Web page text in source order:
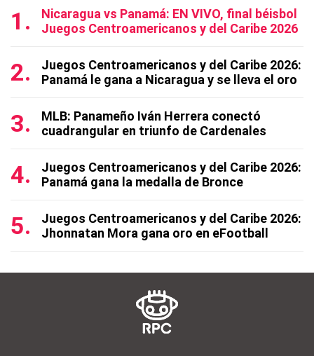
Nicaragua vs Panamá: EN VIVO, final béisbol
Juegos Centroamericanos y del Caribe 2026
Juegos Centroamericanos y del Caribe 2026:
Panamá le gana a Nicaragua y se lleva el oro
MLB: Panameño Iván Herrera conectó
cuadrangular en triunfo de Cardenales
Juegos Centroamericanos y del Caribe 2026:
Panamá gana la medalla de Bronce
Juegos Centroamericanos y del Caribe 2026:
Jhonnatan Mora gana oro en eFootball